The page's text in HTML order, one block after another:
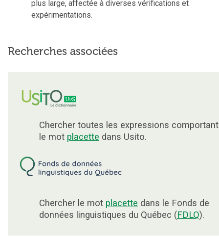
plus large, affectée à diverses vérifications et
expérimentations.
Recherches associées
Chercher toutes les expressions comportant
le mot placette dans Usito.
Chercher le mot placette dans le Fonds de
données linguistiques du Québec (FDLQ).